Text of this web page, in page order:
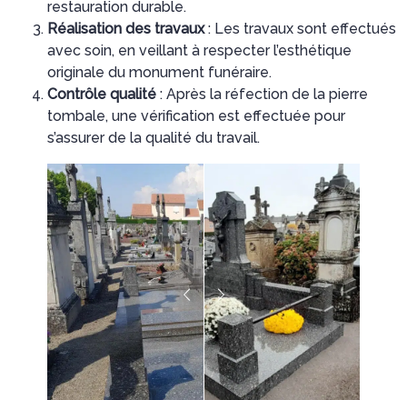
restauration durable.
Réalisation des travaux: Les travaux sont effectués
avec soin, en veillant à respecter l’esthétique
originale du monument funéraire.
Contrôle qualité : Après la réfection de la pierre
tombale, une vérification est effectuée pour
s’assurer de la qualité du travail.